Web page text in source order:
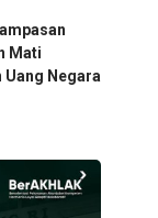
Mati
Negara